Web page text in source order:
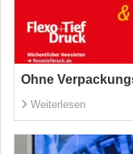
Ohne
Weiterlesen